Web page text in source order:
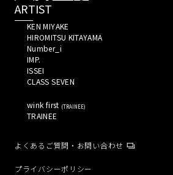
ARTIST
KEN MIYAKE
HIROMITSU KITAYAMA
Number_i
IMP.
ISSEI
CLASS SEVEN
wink first (TRAINEE)
TRAINEE
よくあるご質問・お問い合わせ
プライバシーポリシー